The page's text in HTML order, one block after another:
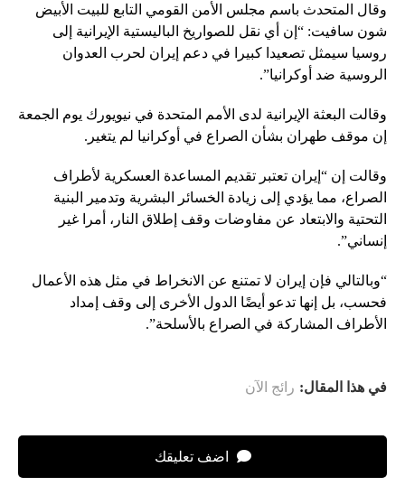
وقال المتحدث باسم مجلس الأمن القومي التابع للبيت الأبيض
شون سافيت: “إن أي نقل للصواريخ الباليستية الإيرانية إلى
روسيا سيمثل تصعيدا كبيرا في دعم إيران لحرب العدوان
الروسية ضد أوكرانيا”.
وقالت البعثة الإيرانية لدى الأمم المتحدة في نيويورك يوم الجمعة
إن موقف طهران بشأن الصراع في أوكرانيا لم يتغير.
وقالت إن “إيران تعتبر تقديم المساعدة العسكرية لأطراف
الصراع، مما يؤدي إلى زيادة الخسائر البشرية وتدمير البنية
التحتية والابتعاد عن مفاوضات وقف إطلاق النار، أمرا غير
إنساني”.
“وبالتالي فإن إيران لا تمتنع عن الانخراط في مثل هذه الأعمال
فحسب، بل إنها تدعو أيضًا الدول الأخرى إلى وقف إمداد
الأطراف المشاركة في الصراع بالأسلحة”.
في هذا المقال: رائج الآن
اضف تعليقك